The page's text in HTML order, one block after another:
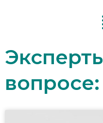
вопросе: